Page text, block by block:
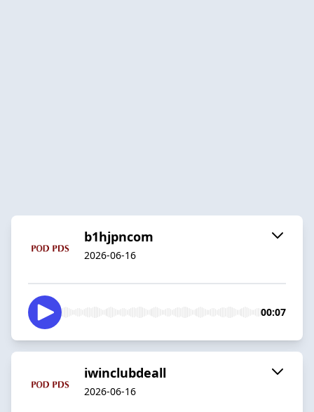
b1hjpncom
2026-06-16
00:07
iwinclubdeall
2026-06-16